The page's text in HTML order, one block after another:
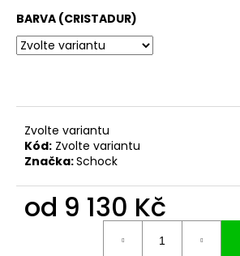
BARVA (CRISTADUR)
Zvolte variantu
Kód: Zvolte variantu
Značka:Schock
od 9 130 Kč
j
e
m